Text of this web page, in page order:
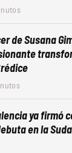
de Susana
ya firmó
en la